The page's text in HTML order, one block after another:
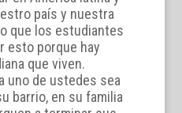
país y nuestra
que los estudiantes
esto porque hay
que viven.
uno de ustedes sea
barrio, en su familia